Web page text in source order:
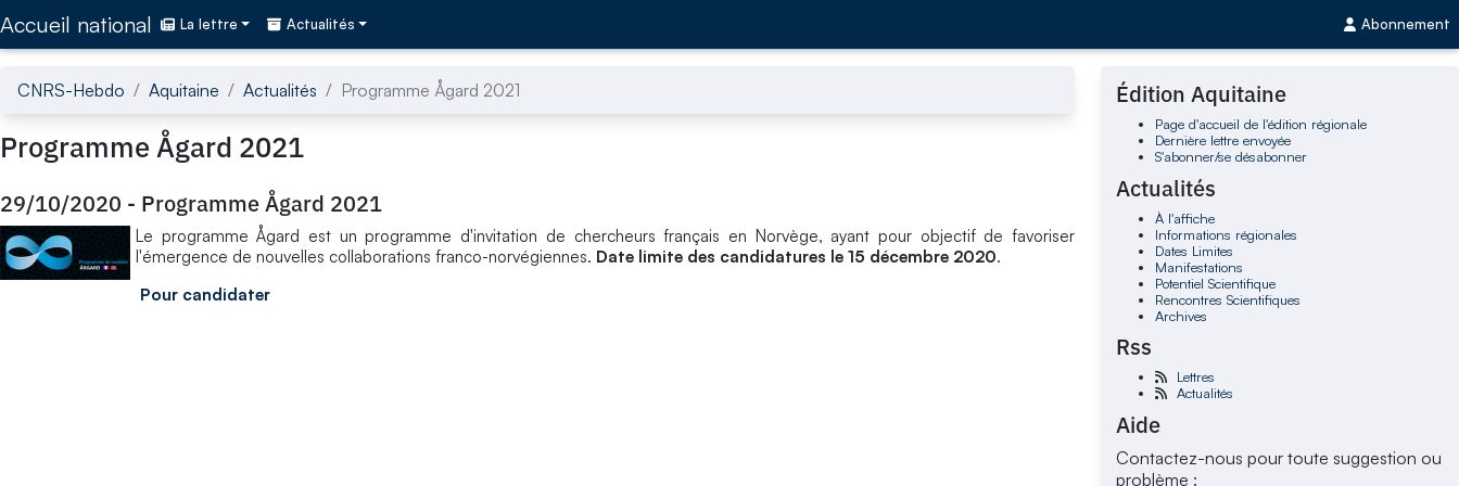
Accueil national La lettre Actualités Abonnement
CNRS-Hebdo Aquitaine Actualités Programme Ågard 2021
Programme Ågard 2021
29/10/2020 - Programme Ågard 2021
Le programme Ågard est un programme d'invitation de chercheurs français en Norvège, ayant pour objectif de favoriser
l'émergence de nouvelles collaborations franco-norvégiennes. Date limite des candidatures le 15 décembre 2020.
Pour candidater
Édition Aquitaine
Page d'accueil de l'édition régionale
Dernière lettre envoyée
S'abonner/se désabonner
Actualités
À l'affiche
Informations régionales
Dates Limites
Manifestations
Potentiel Scientifique
Rencontres Scientifiques
Archives
Rss
Lettres
Actualités
Aide
Contactez-nous pour toute suggestion ou
problème :